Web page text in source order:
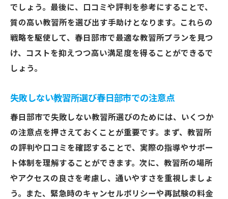
でしょう。最後に、口コミや評判を参考にすることで、
質の高い教習所を選び出す手助けとなります。これらの
戦略を駆使して、春日部市で最適な教習所プランを見つ
け、コストを抑えつつ高い満足度を得ることができるで
しょう。
失敗しない教習所選び春日部市での注意点
春日部市で失敗しない教習所選びのためには、いくつか
の注意点を押さえておくことが重要です。まず、教習所
の評判や口コミを確認することで、実際の指導やサポー
ト体制を理解することができます。次に、教習所の場所
やアクセスの良さを考慮し、通いやすさを重視しましょ
う。また、緊急時のキャンセルポリシーや再試験の料金